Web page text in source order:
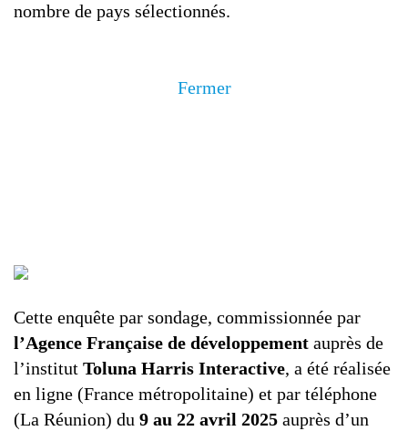
nombre de pays sélectionnés.
Fermer
Cette enquête par sondage, commissionnée par
l’Agence Française de développement auprès de
l’institut Toluna Harris Interactive, a été réalisée
en ligne (France métropolitaine) et par téléphone
(La Réunion) du 9 au 22 avril 2025 auprès d’un